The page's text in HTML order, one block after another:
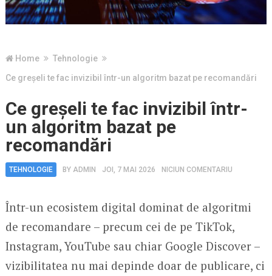
Home
Tehnologie
Ce greșeli te fac invizibil într-un algoritm bazat pe recomandări
Ce greșeli te fac invizibil într-
un algoritm bazat pe
recomandări
TEHNOLOGIE BY ADMIN JOI, 7 MAI 2026 NICIUN COMENTARIU
Într-un ecosistem digital dominat de algoritmi
de recomandare – precum cei de pe TikTok,
Instagram, YouTube sau chiar Google Discover –
vizibilitatea nu mai depinde doar de publicare, ci